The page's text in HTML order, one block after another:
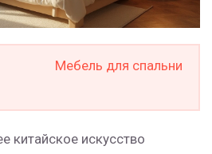
Мебель для спальни
китайское искусство